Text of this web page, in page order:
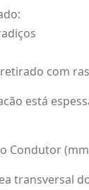
com
está
Condutor
transversal